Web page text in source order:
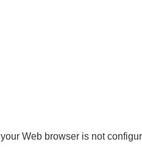
your Web browser is not